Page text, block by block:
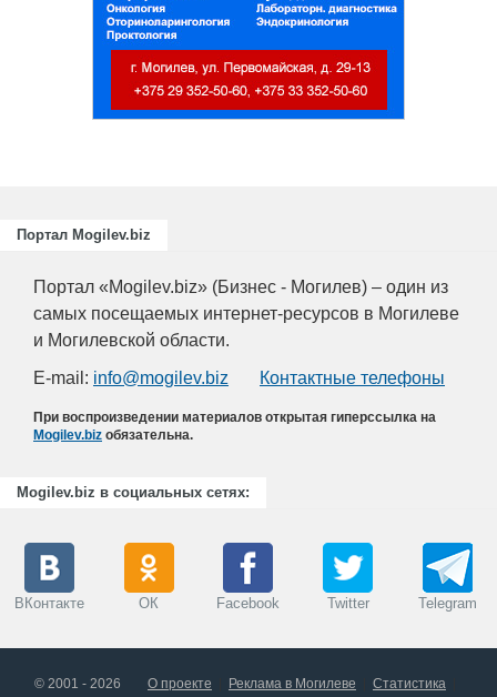
Портал Mogilev.biz
Портал «Mogilev.biz» (Бизнес - Могилев) – один из
самых посещаемых интернет-ресурсов в Могилеве
и Могилевской области.
E-mail: info@mogilev.biz Контактные телефоны
При воспроизведении материалов открытая гиперссылка на
Mogilev.biz обязательна.
Mogilev.biz в социальных сетях:
ВКонтакте ОК Facebook Twitter Telegram
© 2001 - 2026 О проекте Реклама в Могилеве
Статистика